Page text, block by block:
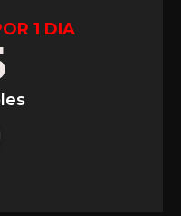
1 DIA